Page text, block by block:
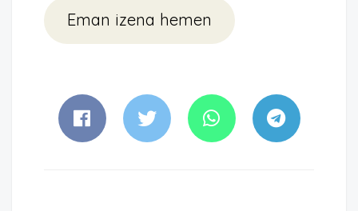
Eman izena hemen